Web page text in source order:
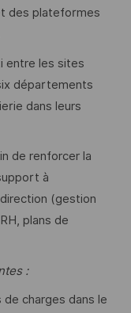
des plateformes
entre les sites
départements
dans leurs
de renforcer la
à
(gestion
plans de
:
de charges dans le